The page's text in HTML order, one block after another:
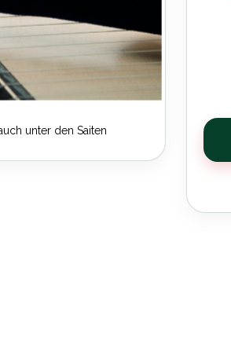
unter den Saiten